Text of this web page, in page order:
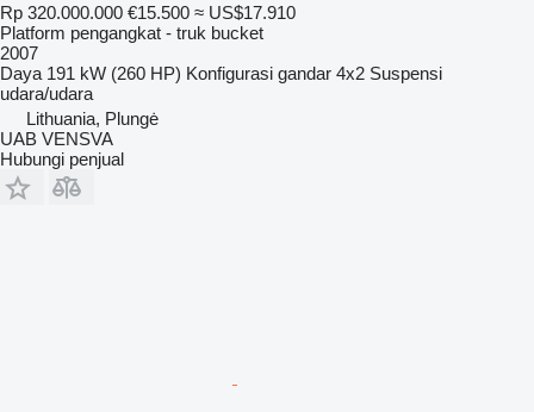
Rp 320.000.000 €15.500 ≈ US$17.910
Platform pengangkat - truk bucket
2007
Daya 191 kW (260 HP) Konfigurasi gandar 4x2 Suspensi
udara/udara
Lithuania, Plungė
UAB VENSVA
Hubungi penjual